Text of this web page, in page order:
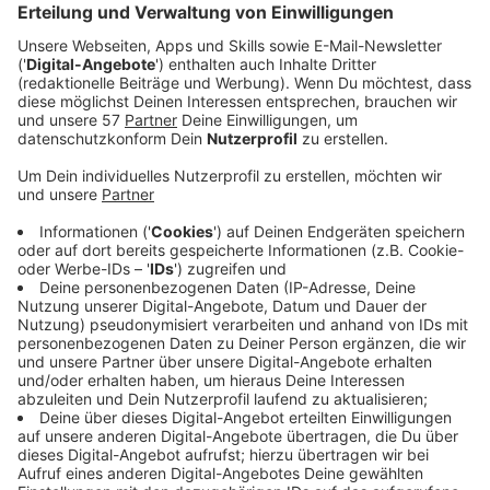
Der allgemein hohe Andrang auf die Impfungen ist
auch dort zu erkennen gewesen, schon um halb elf
haben die ersten dort angestanden.
Für die Planung der neuen Impfmöglichkeit hat Arnulf
Cosler, der Leiter der zentralen Notaufnahme im
Bethlehem-Gesundheitszentrum, wenig Zeit gehabt.
Anzeige